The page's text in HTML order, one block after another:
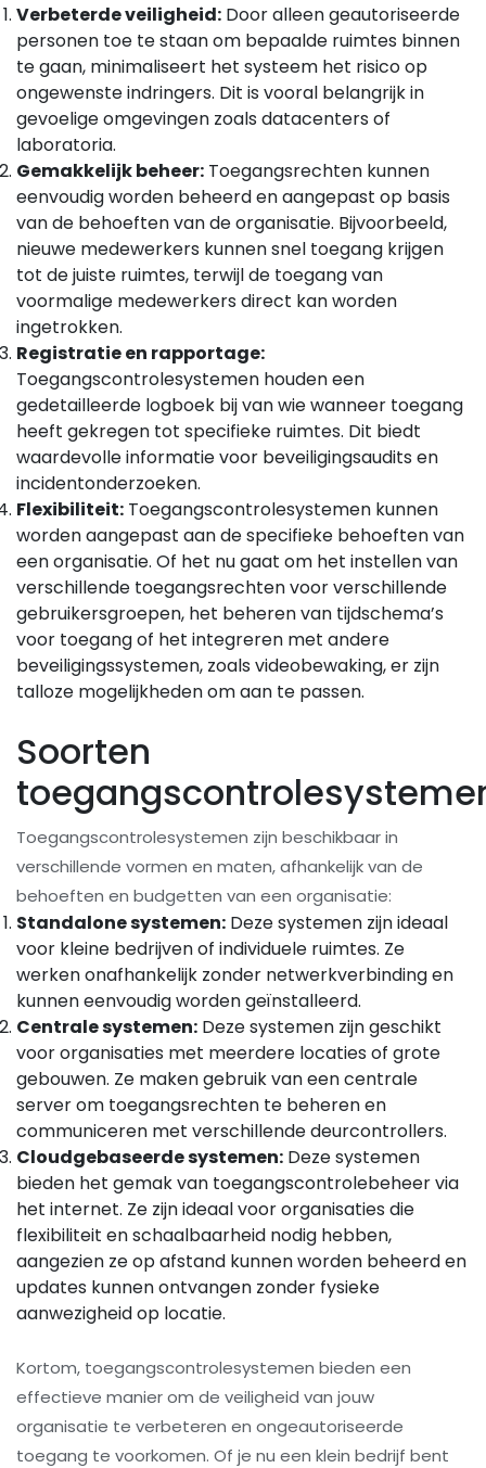
Verbeterde veiligheid: Door alleen geautoriseerde
personen toe te staan ​​om bepaalde ruimtes binnen
te gaan, minimaliseert het systeem het risico op
ongewenste indringers. Dit is vooral belangrijk in
gevoelige omgevingen zoals datacenters of
laboratoria.
Gemakkelijk beheer: Toegangsrechten kunnen
eenvoudig worden beheerd en aangepast op basis
van de behoeften van de organisatie. Bijvoorbeeld,
nieuwe medewerkers kunnen snel toegang krijgen
tot de juiste ruimtes, terwijl de toegang van
voormalige medewerkers direct kan worden
ingetrokken.
Registratie en rapportage:
Toegangscontrolesystemen houden een
gedetailleerde logboek bij van wie wanneer toegang
heeft gekregen tot specifieke ruimtes. Dit biedt
waardevolle informatie voor beveiligingsaudits en
incidentonderzoeken.
Flexibiliteit: Toegangscontrolesystemen kunnen
worden aangepast aan de specifieke behoeften van
een organisatie. Of het nu gaat om het instellen van
verschillende toegangsrechten voor verschillende
gebruikersgroepen, het beheren van tijdschema’s
voor toegang of het integreren met andere
beveiligingssystemen, zoals videobewaking, er zijn
talloze mogelijkheden om aan te passen.
Soorten
Toegangscontrolesystemen zijn beschikbaar in
verschillende vormen en maten, afhankelijk van de
behoeften en budgetten van een organisatie:
Standalone systemen: Deze systemen zijn ideaal
voor kleine bedrijven of individuele ruimtes. Ze
werken onafhankelijk zonder netwerkverbinding en
kunnen eenvoudig worden geïnstalleerd.
Centrale systemen: Deze systemen zijn geschikt
voor organisaties met meerdere locaties of grote
gebouwen. Ze maken gebruik van een centrale
server om toegangsrechten te beheren en
communiceren met verschillende deurcontrollers.
Cloudgebaseerde systemen: Deze systemen
bieden het gemak van toegangscontrolebeheer via
het internet. Ze zijn ideaal voor organisaties die
flexibiliteit en schaalbaarheid nodig hebben,
aangezien ze op afstand kunnen worden beheerd en
updates kunnen ontvangen zonder fysieke
aanwezigheid op locatie.
Kortom, toegangscontrolesystemen bieden een
effectieve manier om de veiligheid van jouw
organisatie te verbeteren en ongeautoriseerde
toegang te voorkomen. Of je nu een klein bedrijf bent